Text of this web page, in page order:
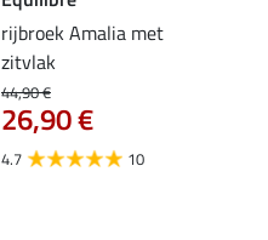
rijbroek Amalia met
zitvlak
44,90 €
26,90 €
4.7 10